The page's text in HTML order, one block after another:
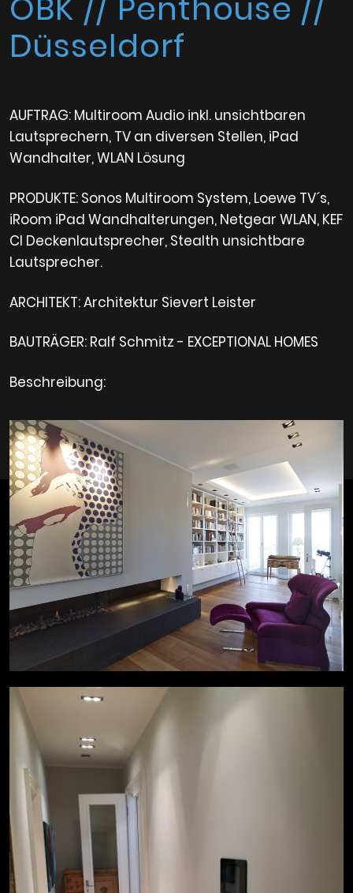
Düsseldorf
AUFTRAG: Multiroom Audio inkl. unsichtbaren
Lautsprechern, TV an diversen Stellen, iPad
Wandhalter, WLAN Lösung
PRODUKTE: Sonos Multiroom System, Loewe TV´s,
iRoom iPad Wandhalterungen, Netgear WLAN, KEF
CI Deckenlautsprecher, Stealth unsichtbare
Lautsprecher.
ARCHITEKT: Architektur Sievert Leister
BAUTRÄGER: Ralf Schmitz - EXCEPTIONAL HOMES
Beschreibung: